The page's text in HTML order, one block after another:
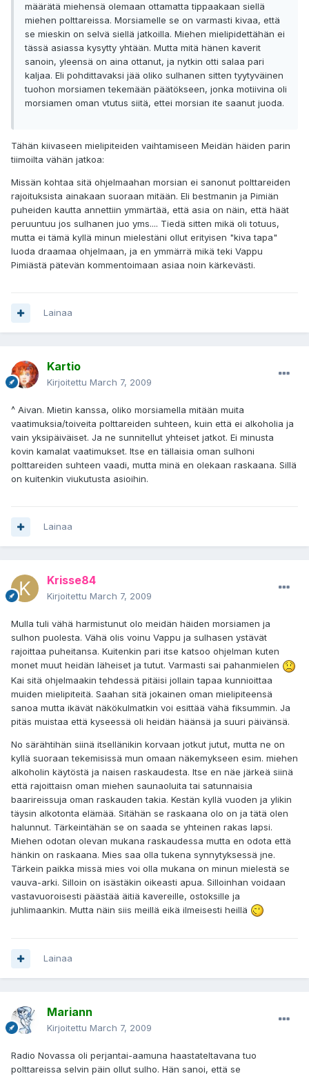
määrätä miehensä olemaan ottamatta tippaakaan siellä
miehen polttareissa. Morsiamelle se on varmasti kivaa, että
se mieskin on selvä siellä jatkoilla. Miehen mielipidettähän ei
tässä asiassa kysytty yhtään. Mutta mitä hänen kaverit
sanoin, yleensä on aina ottanut, ja nytkin otti salaa pari
kaljaa. Eli pohdittavaksi jää oliko sulhanen sitten tyytyväinen
tuohon morsiamen tekemään päätökseen, jonka motiivina oli
morsiamen oman vtutus siitä, ettei morsian ite saanut juoda.
Tähän kiivaseen mielipiteiden vaihtamiseen Meidän häiden parin
tiimoilta vähän jatkoa:
Missän kohtaa sitä ohjelmaahan morsian ei sanonut polttareiden
rajoituksista ainakaan suoraan mitään. Eli bestmanin ja Pimiän
puheiden kautta annettiin ymmärtää, että asia on näin, että häät
peruuntuu jos sulhanen juo yms.... Tiedä sitten mikä oli totuus,
mutta ei tämä kyllä minun mielestäni ollut erityisen "kiva tapa"
luoda draamaa ohjelmaan, ja en ymmärrä mikä teki Vappu
Pimiästä pätevän kommentoimaan asiaa noin kärkevästi.
Lainaa
Kartio
Kirjoitettu March 7, 2009
^ Aivan. Mietin kanssa, oliko morsiamella mitään muita
vaatimuksia/toiveita polttareiden suhteen, kuin että ei alkoholia ja
vain yksipäiväiset. Ja ne sunnitellut yhteiset jatkot. Ei minusta
kovin kamalat vaatimukset. Itse en tällaisia oman sulhoni
polttareiden suhteen vaadi, mutta minä en olekaan raskaana. Sillä
on kuitenkin viukutusta asioihin.
Lainaa
Krisse84
Kirjoitettu March 7, 2009
Mulla tuli vähä harmistunut olo meidän häiden morsiamen ja
sulhon puolesta. Vähä olis voinu Vappu ja sulhasen ystävät
rajoittaa puheitansa. Kuitenkin pari itse katsoo ohjelman kuten
monet muut heidän läheiset ja tutut. Varmasti sai pahanmielen
Kai sitä ohjelmaakin tehdessä pitäisi jollain tapaa kunnioittaa
muiden mielipiteitä. Saahan sitä jokainen oman mielipiteensä
sanoa mutta ikävät näkökulmatkin voi esittää vähä fiksummin. Ja
pitäs muistaa että kyseessä oli heidän häänsä ja suuri päivänsä.
No särähtihän siinä itsellänikin korvaan jotkut jutut, mutta ne on
kyllä suoraan tekemisissä mun omaan näkemykseen esim. miehen
alkoholin käytöstä ja naisen raskaudesta. Itse en näe järkeä siinä
että rajoittaisn oman miehen saunaoluita tai satunnaisia
baarireissuja oman raskauden takia. Kestän kyllä vuoden ja ylikin
täysin alkotonta elämää. Sitähän se raskaana olo on ja tätä olen
halunnut. Tärkeintähän se on saada se yhteinen rakas lapsi.
Miehen odotan olevan mukana raskaudessa mutta en odota että
hänkin on raskaana. Mies saa olla tukena synnytyksessä jne.
Tärkein paikka missä mies voi olla mukana on minun mielestä se
vauva-arki. Silloin on isästäkin oikeasti apua. Silloinhan voidaan
vastavuoroisesti päästää äitiä kavereille, ostoksille ja
juhlimaankin. Mutta näin siis meillä eikä ilmeisesti heillä
Lainaa
Mariann
Kirjoitettu March 7, 2009
Radio Novassa oli perjantai-aamuna haastateltavana tuo
polttareissa selvin päin ollut sulho. Hän sanoi, että se